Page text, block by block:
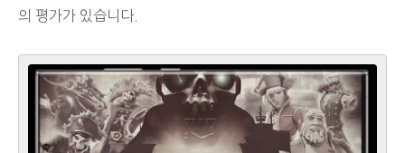
의 평가가 있습니다.